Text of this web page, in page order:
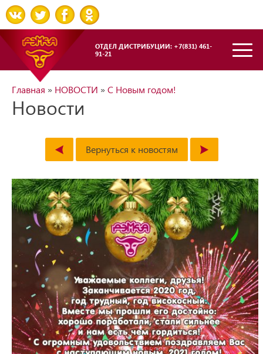
ОТДЕЛ ДИСТРИБУЦИИ: +7(831) 461-
91-21
Главная » НОВОСТИ »С Новым годом!
Новости
Вернуться к новостям